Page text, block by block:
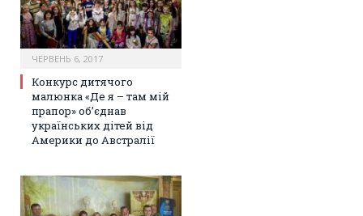
ЧЕРВЕНЬ 6, 2017
Конкурс дитячого
малюнка «Де я – там мій
прапор» об’єднав
українських дітей від
Америки до Австралії